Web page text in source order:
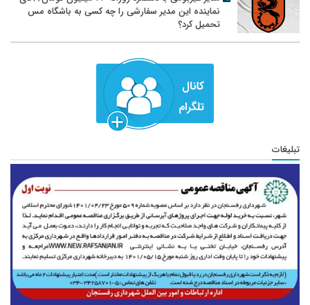
نماینده این مدیر سفارشی را چه کسی به باشگاه مس
تحمیل کرد؟
تبلیغات